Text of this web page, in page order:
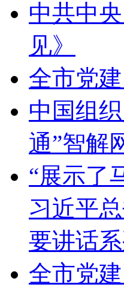
中共中
见》
全市党
中国组
通”智解
“展示了
习近平
要讲话
全市党